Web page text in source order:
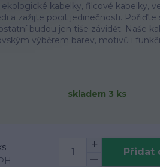
kabelky, filcové kabelky,
a zažijte pocit jedinečnosti. Pořiďte
budou jen tiše závidět. Naše
výběrem barev, motivů i
skladem 3 ks
Přidat